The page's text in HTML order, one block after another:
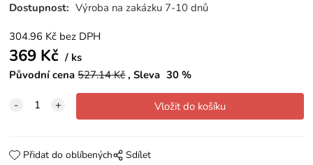
Dostupnost: Výroba na zakázku 7-10 dnů
304.96 Kč bez DPH
369 Kč
ks
Původní cena 527.14Kč Sleva 30 %
Přidat do oblíbených Sdílet